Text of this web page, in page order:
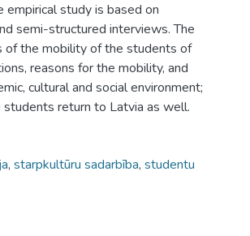
empirical study is based on
semi-structured interviews. The
of the mobility of the students of
reasons for the mobility, and
cultural and social environment;
return to Latvia as well.
, starpkultūru sadarbība, studentu